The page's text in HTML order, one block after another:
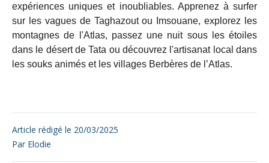
expériences uniques et inoubliables. Apprenez à surfer
sur les vagues de Taghazout ou Imsouane, explorez les
montagnes de l'Atlas, passez une nuit sous les étoiles
dans le désert de Tata ou découvrez l'artisanat local dans
les souks animés et les villages Berbères de l’Atlas.
Article rédigé le 20/03/2025
Par Elodie